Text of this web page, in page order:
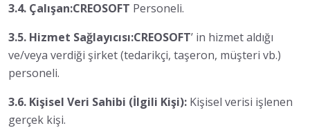
3.4. Çalışan:CREOSOFT Personeli.
3.5. Hizmet Sağlayıcısı:CREOSOFT’ in hizmet aldığı
ve/veya verdiği şirket (tedarikçi, taşeron, müşteri vb.)
personeli.
3.6. Kişisel Veri Sahibi (İlgili Kişi): Kişisel verisi işlenen
gerçek kişi.